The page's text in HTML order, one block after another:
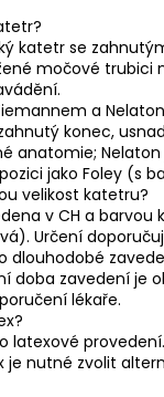
katetr se
močové trubici
a
konec,
anatomie; Nelaton
jako Foley (s
velikost katetru?
v CH a barvou
Určení
dlouhodobé
doba zavedení je
lékaře.
latexové
je nutné zvolit